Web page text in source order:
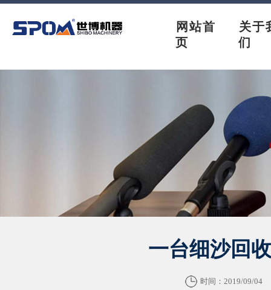
网站首
页
关于
们
一台细沙回
时间：2019/09/04